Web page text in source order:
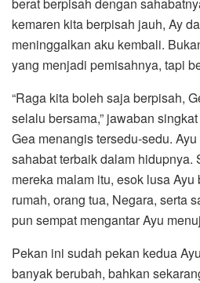
berat berpisah dengan
kemaren kita berpisah jauh, Ay
meninggalkan aku kembali.
yang menjadi pemisahnya, tapi
“Raga kita boleh saja berpisah,
selalu bersama,” jawaban
Gea menangis tersedu-sedu.
sahabat terbaik dalam hidupnya.
mereka malam itu, esok lusa
rumah, orang tua, Negara, serta
pun sempat mengantar Ayu
Pekan ini sudah pekan kedua
banyak berubah, bahkan